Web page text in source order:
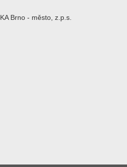
Brno - město, z.p.s.